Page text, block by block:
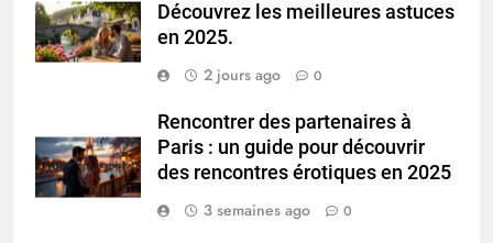
Découvrez les meilleures astuces
en 2025.
2 jours ago
0
Rencontrer des partenaires à
Paris : un guide pour découvrir
des rencontres érotiques en 2025
3 semaines ago
0